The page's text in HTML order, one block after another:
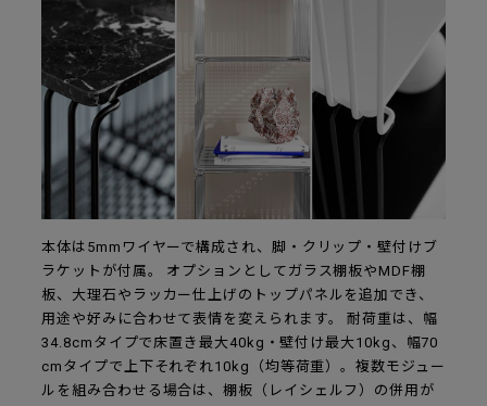
本体は5mmワイヤーで構成され、脚・クリップ・壁付けブ
ラケットが付属。 オプションとしてガラス棚板やMDF棚
板、大理石やラッカー仕上げのトップパネルを追加でき、
用途や好みに合わせて表情を変えられます。 耐荷重は、幅
34.8cmタイプで床置き最大40kg・壁付け最大10kg、幅70
cmタイプで上下それぞれ10kg（均等荷重）。複数モジュー
ルを組み合わせる場合は、棚板（レイシェルフ）の併用が